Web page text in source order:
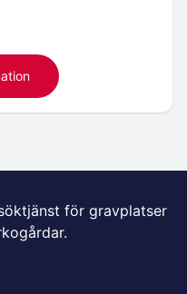
för gravplatser